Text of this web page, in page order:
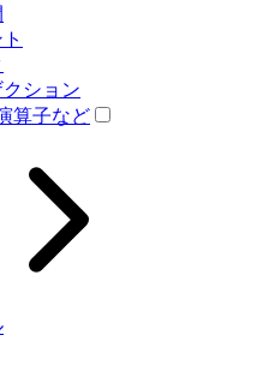
クション
算子など